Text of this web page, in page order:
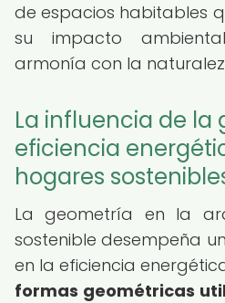
de espacios habitables
su impacto
armonía con la
La influencia de la
eficiencia
hogares
La geometría en la
sostenible desempeña
en la eficiencia
formas geométricas